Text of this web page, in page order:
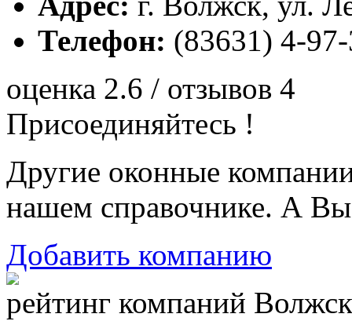
Телефон: (83631) 4-
оценка 2.6 / отзывов 4
Присоединяйтесь !
Другие оконные
нашем справочнике. А
Добавить компанию
рейтинг компаний